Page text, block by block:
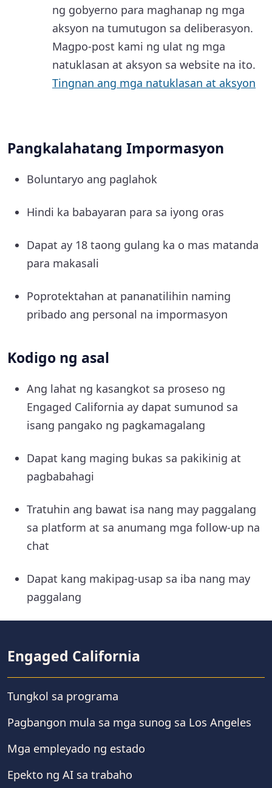
ng gobyerno para maghanap ng mga
aksyon na tumutugon sa deliberasyon.
Magpo-post kami ng ulat ng mga
natuklasan at aksyon sa website na ito.
Tingnan ang mga natuklasan at aksyon
Pangkalahatang Impormasyon
Boluntaryo ang paglahok
Hindi ka babayaran para sa iyong oras
Dapat ay 18 taong gulang ka o mas matanda
para makasali
Poprotektahan at pananatilihin naming
pribado ang personal na impormasyon
Kodigo ng asal
Ang lahat ng kasangkot sa proseso ng
Engaged California ay dapat sumunod sa
isang pangako ng pagkamagalang
Dapat kang maging bukas sa pakikinig at
pagbabahagi
Tratuhin ang bawat isa nang may paggalang
sa platform at sa anumang mga follow-up na
chat
Dapat kang makipag-usap sa iba nang may
paggalang
Engaged California
Tungkol sa programa
Pagbangon mula sa mga sunog sa Los Angeles
Mga empleyado ng estado
Epekto ng AI sa trabaho